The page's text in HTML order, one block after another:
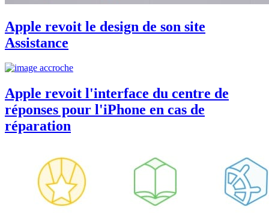
Apple revoit le design de son site
Assistance
Apple revoit l'interface du centre de
réponses pour l'iPhone en cas de
réparation